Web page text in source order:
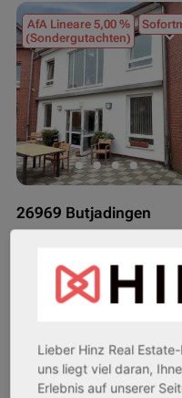
AfA Lineare 5,00 %
(Sondergutachten)
26969 Butjadingen
3,60 %
Assetklasse:
Objekteigenschaft:
Bestandsobjekt
Gesamtfläche:
Lieber Hinz Real
uns liegt viel daran,
Erlebnis auf unserer